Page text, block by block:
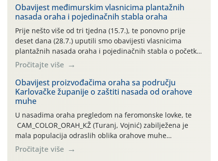
06.7.)! Na početku ovog mjeseca je zabilježeno je
povijesno i ekstremno vruće meteorološko razdoblje, uz
najviše temperature […]
Obavijest međimurskim vlasnicima plantažnih
nasada oraha i pojedinačnih stabla oraha
Prije nešto više od tri tjedna (15.7.), te ponovno prije
deset dana (28.7.) uputili smo obavijesti vlasnicima
plantažnih nasada oraha i pojedinačnih stabla o početku
leta i ovogodišnjoj potrebi usmjerenog suzbijanja
orahove muhe (Rhagoletis completa)! Već dvanaest dana
traje drugi ovogodišnji “toplinski udar”, koji naročito
izražen zadnja šest dana (31.7.-05.8.), jer najviše
temperature zraka svakodnevno […]
Pročitajte više
Obavijest proizvođačima oraha sa području
Karlovačke županije o zaštiti nasada od orahove
muhe
U nasadima oraha pregledom na feromonske lovke, te
CAM_COLOR_ORAH_KŽ (Turanj, Vojnić) zabilježena je
mala populacija odraslih oblika orahove muhe
(Rhagoletis completa). Niska brojnost može se objasniti
činjenicom da je riječ o mladim nasadima s vrlo malim
Pročitajte više